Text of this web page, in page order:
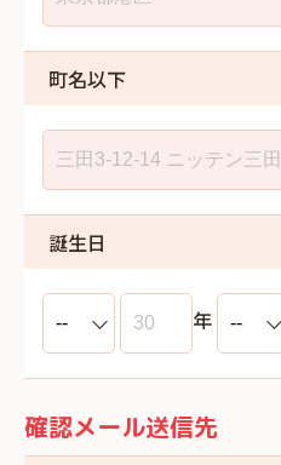
町名以下
誕生日
年
確認メール送信先